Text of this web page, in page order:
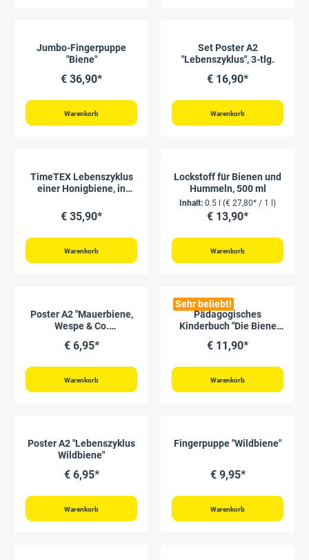
Jumbo-Fingerpuppe
"Biene"
€ 36,90*
Warenkorb
Set Poster A2
"Lebenszyklus", 3-tlg.
€ 16,90*
Warenkorb
TimeTEX Lebenszyklus
einer Honigbiene, in
Premium"
€ 35,90*
Warenkorb
Lockstoff für Bienen und
Hummeln, 500 ml
Inhalt: 0.5 l (€ 27,80* / 1 l)
€ 13,90*
Warenkorb
Poster A2 "Mauerbiene,
Wespe & Co.
€ 6,95*
Warenkorb
Sehr beliebt!
Pädagogisches
Kinderbuch "Die Biene
€ 11,90*
Warenkorb
Poster A2 "Lebenszyklus
Wildbiene"
€ 6,95*
Warenkorb
Fingerpuppe "Wildbiene"
€ 9,95*
Warenkorb